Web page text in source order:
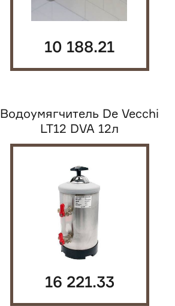
10 188.21
Водоумягчитель De Vecchi
LT12 DVA 12л
16 221.33